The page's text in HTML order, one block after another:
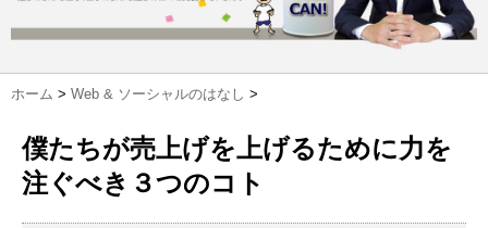
ホーム > Web & ソーシャルのはなし >
僕たちが売上げを上げるために力を
注ぐべき３つのコト